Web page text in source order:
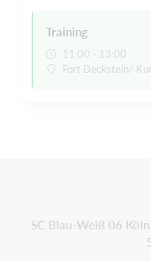
Training
11:00 - 13:00
Fort Deckstein/
SC Blau-Weiß 06